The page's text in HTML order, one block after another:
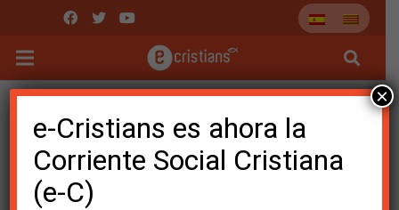
Quiero recibir el boletín
semanal
e-Cristians es ahora la
Corriente Social Cristiana
(e-C)
×